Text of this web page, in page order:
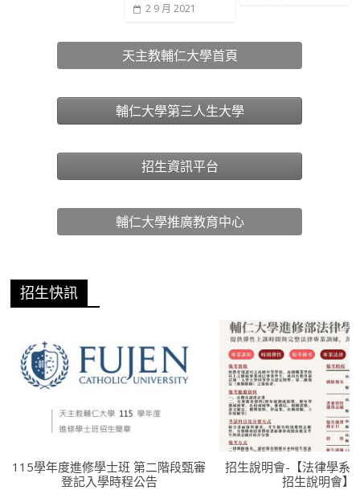
2 9 月 2021
天主教輔仁大學首頁
輔仁大學第三人生大學
招生資訊平台
輔仁大學推廣教育中心
招生快訊
115學年度進修學士班 第二階段甄審
登記入學時程公告
招生說明會-【法律學系
招生說明會】